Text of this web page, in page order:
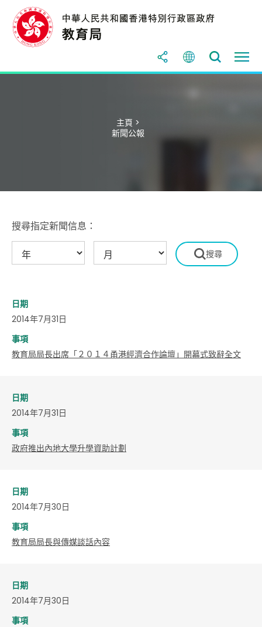
主頁 >
新聞公報
搜尋指定新聞信息：
日期
2014年7月31日
事項
教育局局長出席「２０１４甬港經濟合作論壇」開幕式致辭全文
日期
2014年7月31日
事項
政府推出內地大學升學資助計劃
日期
2014年7月30日
事項
教育局局長與傳媒談話內容
日期
2014年7月30日
事項